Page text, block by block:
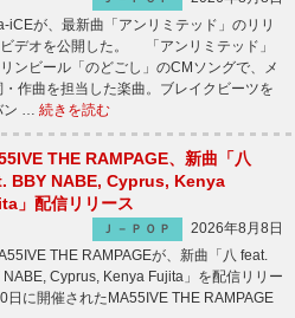
iCEが、最新曲「アンリミテッド」のリリ
デオを公開した。 「アンリミテッド」
ンビール「のどごし」のCMソングで、メ
作曲を担当した楽曲。ブレイクビーツを
ン … 続きを読む
THE RAMPAGE、新曲「八
BBY NABE, Cyprus, Kenya
」配信リリース
Ｊ－ＰＯＰ
2026年8月8日
THE RAMPAGEが、新曲「八 feat.
NABE, Cyprus, Kenya Fujita」を配信リリー
に開催されたMA55IVE THE RAMPAGE